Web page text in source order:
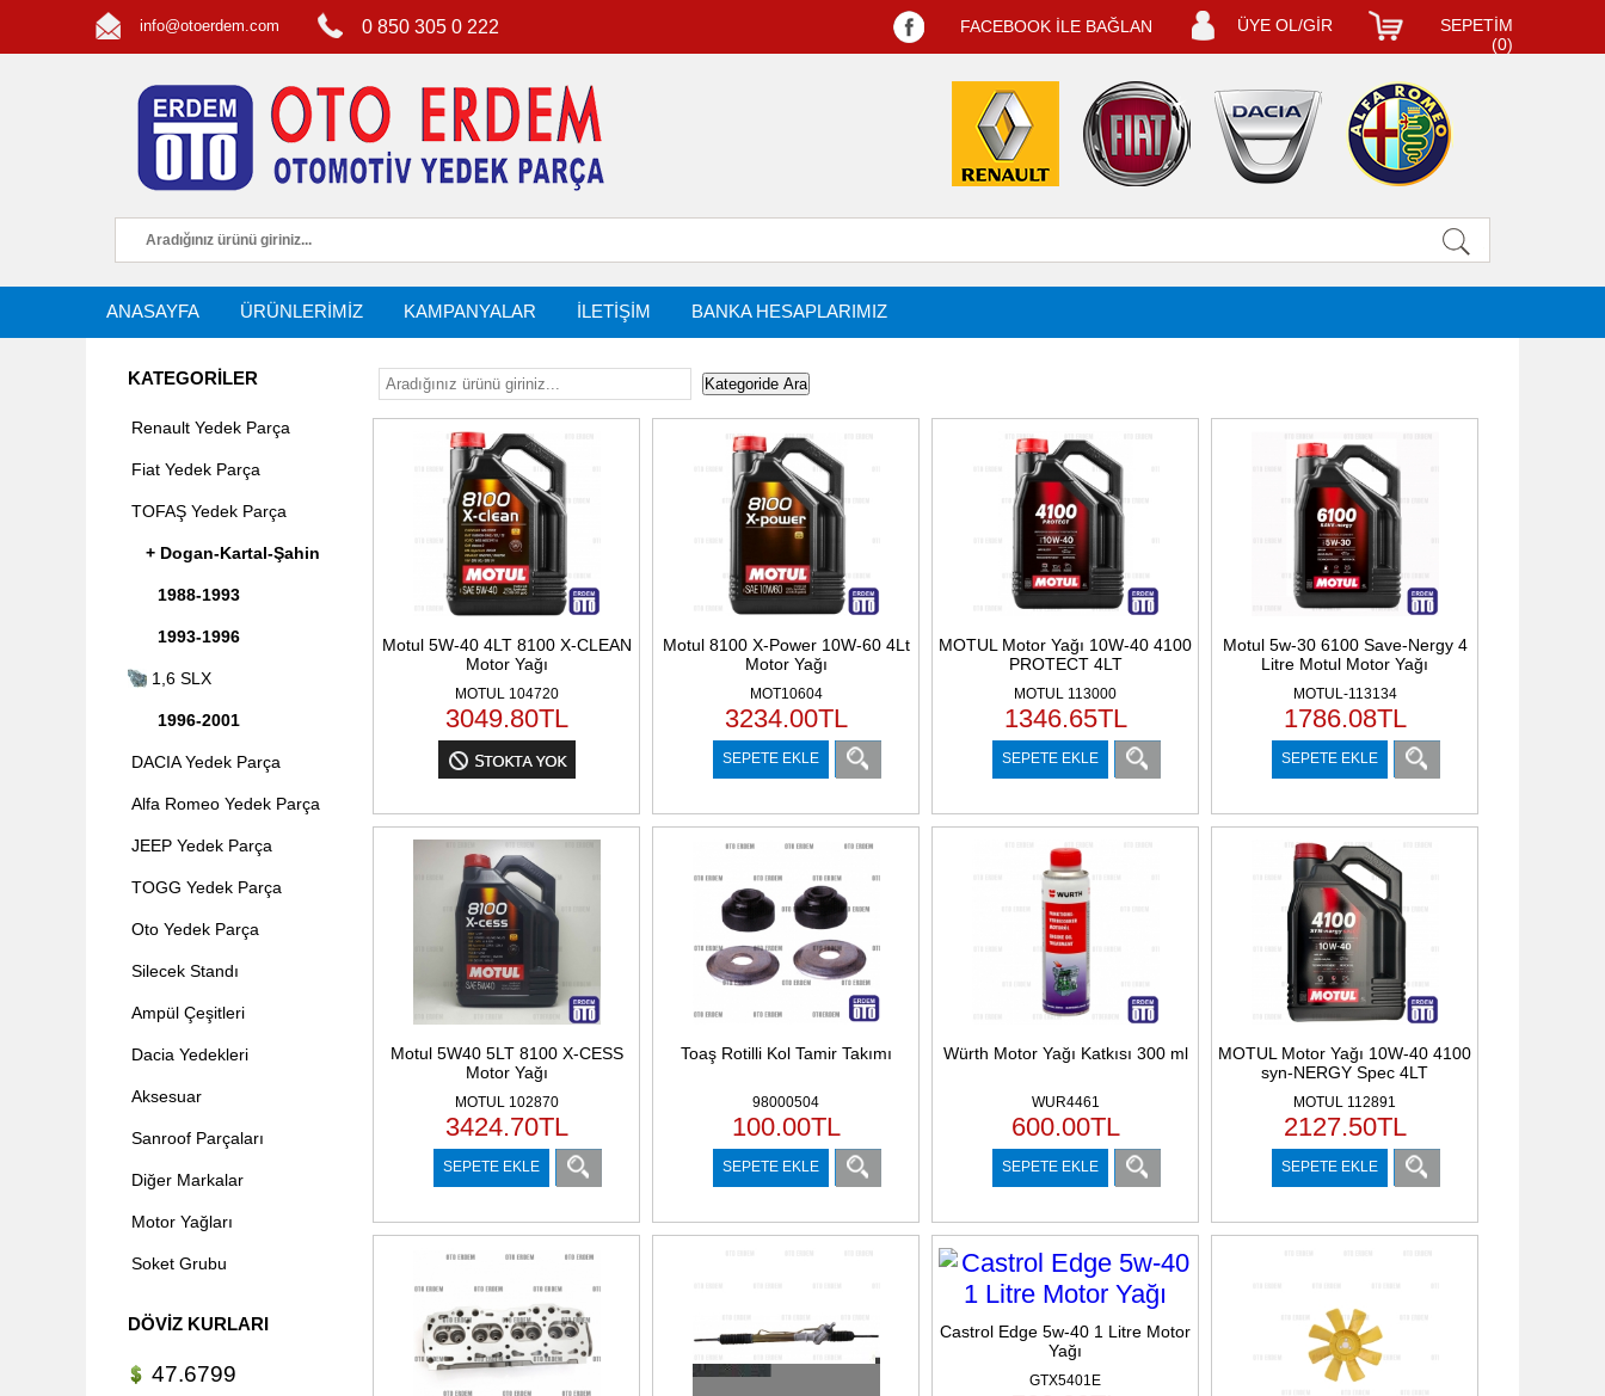
info@otoerdem.com 0 850 305 0 222
SEPETİM
(0)
ÜYE OL/GİR
FACEBOOK İLE BAĞLAN
ANASAYFA ÜRÜNLERİMİZ KAMPANYALAR İLETİŞİM BANKA HESAPLARIMIZ
KATEGORİLER
Renault Yedek Parça
Fiat Yedek Parça
TOFAŞ Yedek Parça
+ Dogan-Kartal-Şahin
1988-1993
1993-1996
1,6 SLX
1996-2001
DACIA Yedek Parça
Alfa Romeo Yedek Parça
JEEP Yedek Parça
TOGG Yedek Parça
Oto Yedek Parça
Silecek Standı
Ampül Çeşitleri
Dacia Yedekleri
Aksesuar
Sanroof Parçaları
Diğer Markalar
Motor Yağları
Soket Grubu
DÖVIZ KURLARI
47.6799
Motul 5W-40 4LT 8100 X-CLEAN
Motor Yağı
MOTUL 104720
3049.80TL
Motul 8100 X-Power 10W-60 4Lt
Motor Yağı
MOT10604
3234.00TL
SEPETE EKLE
MOTUL Motor Yağı 10W-40 4100
PROTECT 4LT
MOTUL 113000
1346.65TL
SEPETE EKLE
Motul 5w-30 6100 Save-Nergy 4
Litre Motul Motor Yağı
MOTUL-113134
1786.08TL
SEPETE EKLE
Motul 5W40 5LT 8100 X-CESS
Motor Yağı
MOTUL 102870
3424.70TL
SEPETE EKLE
Toaş Rotilli Kol Tamir Takımı
98000504
100.00TL
SEPETE EKLE
Würth Motor Yağı Katkısı 300 ml
WUR4461
600.00TL
SEPETE EKLE
MOTUL Motor Yağı 10W-40 4100
syn-NERGY Spec 4LT
MOTUL 112891
2127.50TL
SEPETE EKLE
Castrol Edge 5w-40 1 Litre Motor
Yağı
GTX5401E